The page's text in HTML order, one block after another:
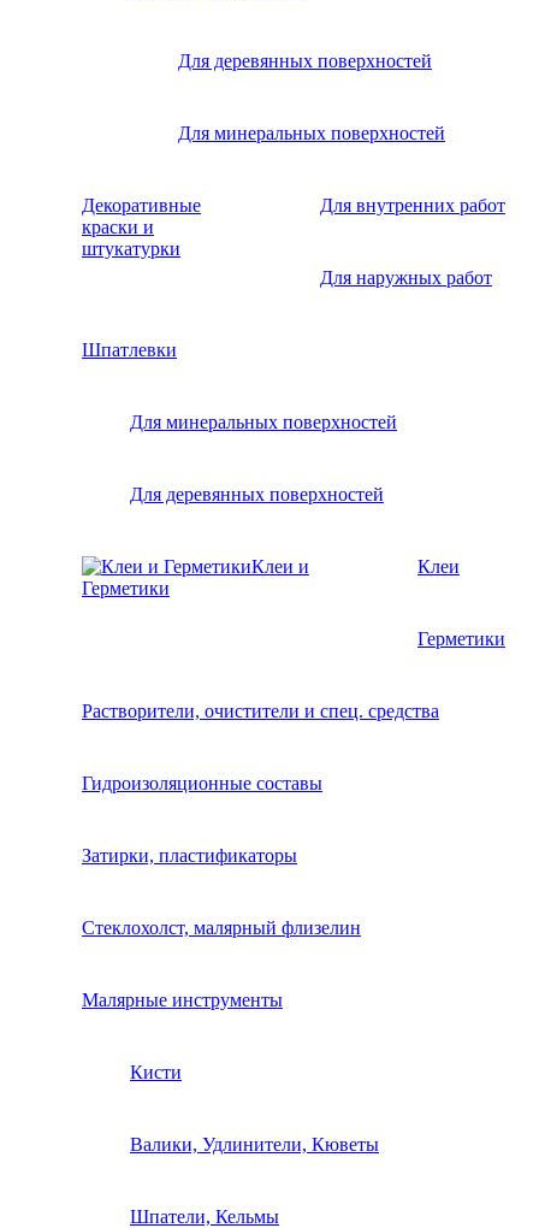
Для деревянных поверхностей
Для минеральных поверхностей
Декоративные
краски и
штукатурки
Для внутренних работ
Для наружных работ
Шпатлевки
Для минеральных поверхностей
Для деревянных поверхностей
Клеи и
Герметики
Клеи
Герметики
Растворители, очистители и спец. средства
Гидроизоляционные составы
Затирки, пластификаторы
Стеклохолст, малярный флизелин
Малярные инструменты
Кисти
Валики, Удлинители, Кюветы
Шпатели, Кельмы